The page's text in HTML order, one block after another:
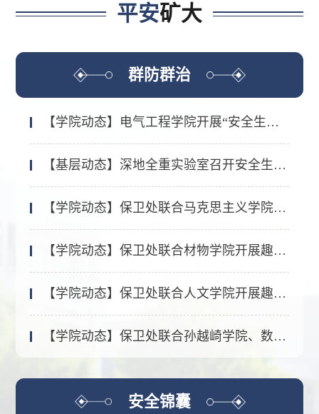
平安矿大
群防群治
【学院动态】电气工程学院开展“安全生产月”专题安全工作培训
【基层动态】深地全重实验室召开安全生产月实训暨第二季度安全工作会议
【学院动态】保卫处联合马克思主义学院开展趣味反诈进社区活动
【学院动态】保卫处联合材物学院开展趣味反诈进社区活动
【学院动态】保卫处联合人文学院开展趣味反诈进社区活动
【学院动态】保卫处联合孙越崎学院、数学学院开展趣味反诈进社区活动
安全锦囊